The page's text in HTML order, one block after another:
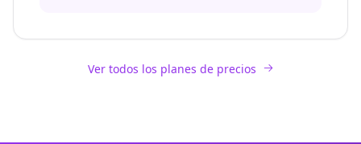
Ver todos los planes de precios